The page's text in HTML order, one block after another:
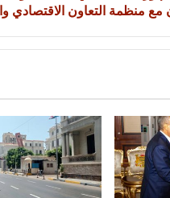
مع منظمة التعاون الاقتصادي